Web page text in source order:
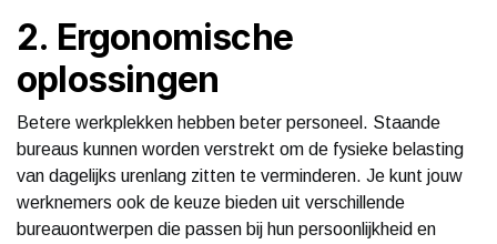
2. Ergonomische
oplossingen
Betere werkplekken hebben beter personeel. Staande
bureaus kunnen worden verstrekt om de fysieke belasting
van dagelijks urenlang zitten te verminderen. Je kunt jouw
werknemers ook de keuze bieden uit verschillende
bureauontwerpen die passen bij hun persoonlijkheid en